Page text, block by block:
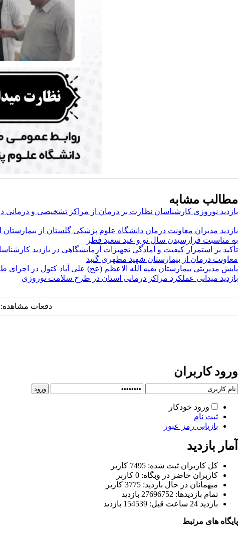
مطالب مشابه
بازدید نوروزی کارشناسان نظارت بر درمان از مراکز تشخیصی و درمانی در
بازدید مدیران معاونت درمان دانشگاه علوم پزشکی گلستان از بیمارستان
به مناسبت فرارسیدن سال نو و عید سعید فطر
تأکید بر استمرار کیفیت و آمادگی تجهیزات آزمایشگاهی در بازدید
معاونت درمان از بیمارستان شهید مطهری گنبد
پایش مدیریتی بیمارستان بقیه الله الاعظم (عج) علی آباد کتول در اجرای
بازدید میدانی عملکرد مراکز درمانی استان در طرح سلامت نوروزی
دفعات مشاهده: ۴۰۴ بار |
ورود کاربران
ورود خودکار
ثبت نام
بازیابی رمز عبور
آمار بازدید
كل کاربران ثبت شده: 7495 کاربر
کاربران حاضر در وبگاه: 0 کاربر
ميهمانان در حال بازديد: 3775 کاربر
تمام بازديد‌ها: 27696752 بازدید
بازديد 24 ساعت قبل: 154539 بازدید
پایگاه های مرتبط